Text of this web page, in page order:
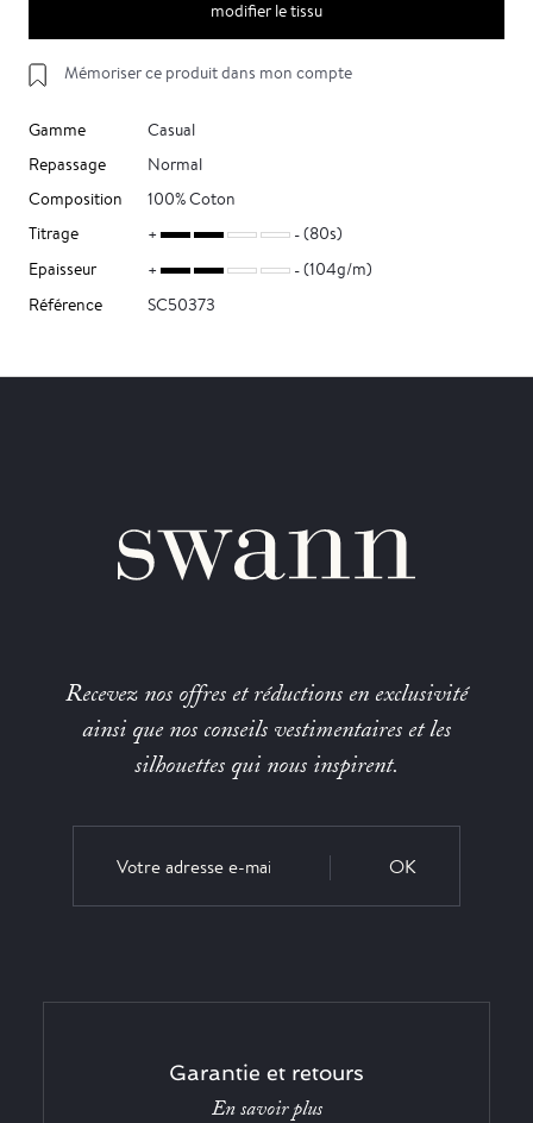
modifier le tissu
Mémoriser ce produit dans mon compte
Gamme
Casual
Repassage
Normal
Composition
100% Coton
Titrage
(80s)
Epaisseur
(104g/m)
Référence
SC50373
Recevez nos offres et réductions en exclusivité
ainsi que nos conseils vestimentaires et les
silhouettes qui nous inspirent.
OK
Garantie et retours
En savoir plus